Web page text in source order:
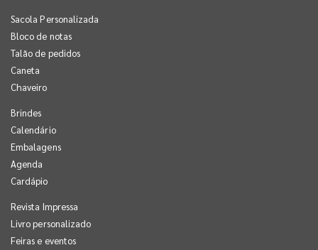
Sacola Personalizada
Bloco de notas
Talão de pedidos
Caneta
Chaveiro
Brindes
Calendário
Embalagens
Agenda
Cardápio
Revista Impressa
Livro personalizado
Feiras e eventos